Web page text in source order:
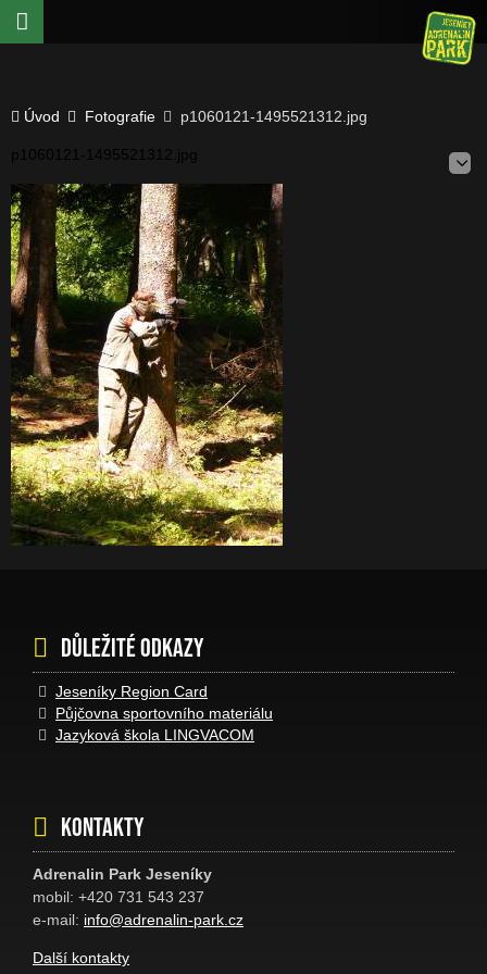
Úvod Fotografie p1060121-1495521312.jpg
p1060121-1495521312.jpg
Důležité odkazy
Jeseníky Region Card
Půjčovna sportovního materiálu
Jazyková škola LINGVACOM
Kontakty
Adrenalin Park Jeseníky
mobil: +420 731 543 237
e-mail: info@adrenalin-park.cz
Další kontakty